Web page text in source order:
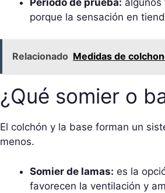
porque la sensación en
Relacionado Medidas de
¿Qué somier o
El colchón y la base forman un
menos.
Somier de lamas: es la
favorecen la ventilación y